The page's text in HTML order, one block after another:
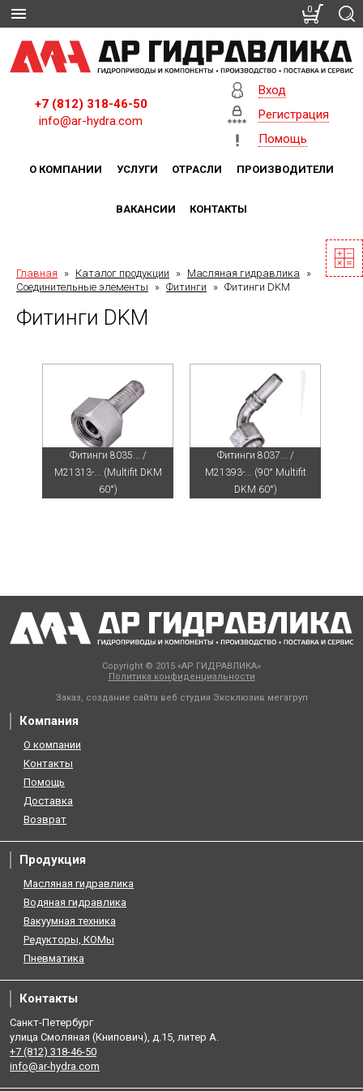
+7 (812) 318-46-50
info@ar-hydra.com
Вход
Регистрация
Помощь
О КОМПАНИИ УСЛУГИ ОТРАСЛИ ПРОИЗВОДИТЕЛИ
ВАКАНСИИ КОНТАКТЫ
Главная » Каталог продукции » Масляная гидравлика
»
Соединительные элементы
» Фитинги » Фитинги DKM
Фитинги DKM
Фитинги 8035... /
M21313-... (Multifit DKM
60°)
Фитинги 8037... /
M21393-... (90° Multifit
DKM 60°)
Copyright © 2015 «АР ГИДРАВЛИКА»
Политика конфиденциальности
Заказ, создание сайта веб студия Эксклюзив мегагруп
Компания
О компании
Контакты
Помощь
Доставка
Возврат
Продукция
Масляная гидравлика
Водяная гидравлика
Вакуумная техника
Редукторы, КОМы
Пневматика
Контакты
Санкт-Петербург
улица Смоляная (Книпович), д.15, литер А.
+7 (812) 318-46-50
info@ar-hydra.com
0